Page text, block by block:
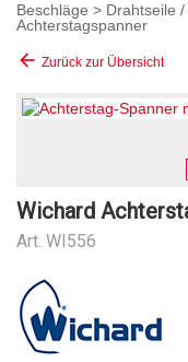
Beschläge > Drahtseile
Achterstagspanner
arrow_back Zurück zur Übersicht
Wichard
Art. WI556